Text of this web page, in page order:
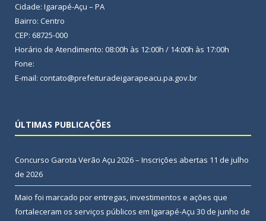
Cidade: Igarapé-Açu – PA
Bairro: Centro
CEP: 68725-000
Horário de Atendimento: 08:00h às 12:00h / 14:00h às 17:00h
Fone:
E-mail: contato@prefeituradeigarapeacu.pa.gov.br
ÚLTIMAS PUBLICAÇÕES
Concurso Garota Verão Açu 2026 – Inscrições abertas 11 de julho
de 2026
Maio foi marcado por entregas, investimentos e ações que
fortaleceram os serviços públicos em Igarapé-Açu 30 de junho de